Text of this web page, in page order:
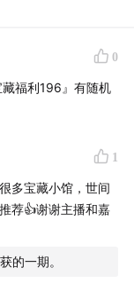
0
福利196』有随机
1
多宝藏小馆，世间
荐👍谢谢主播和嘉
的一期。